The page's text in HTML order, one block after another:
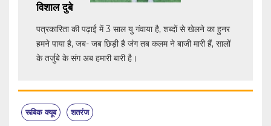
विशाल दुबे
पत्रकारिता की पढ़ाई में 3 साल यु गंवाया है, शब्दों से खेलने का हुनर
हमने पाया है, जब- जब छिड़ी है जंग तब कलम ने बाजी मारी हैं, सालों
के तर्जुबे के संग अब हमारी बारी है।
रूबिक क्यूब शतरंज